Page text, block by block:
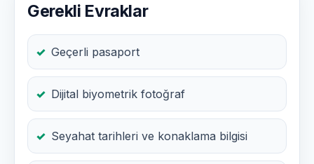
Gerekli Evraklar
Geçerli pasaport
Dijital biyometrik fotoğraf
Seyahat tarihleri ve konaklama bilgisi